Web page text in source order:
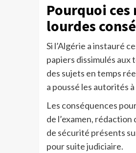
Pourquoi
lourdes
Si l’Algérie a instauré
papiers dissimulés aux
des sujets en temps
a poussé les autorités
Les conséquences
de l’examen,
de sécurité présents
pour suite judiciaire.